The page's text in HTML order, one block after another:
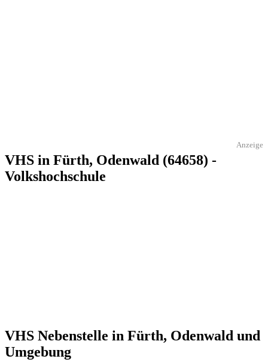
Anzeige
VHS in Fürth, Odenwald (64658) -
Volkshochschule
VHS Nebenstelle in Fürth, Odenwald und
Umgebung